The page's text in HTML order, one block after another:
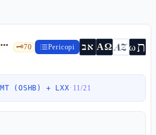
Deuteronomio 19 — città di rifugio, due testimoni, l'ʿed zomèm 🗝️70 Pericopi אב ΑΩ AZωת
MT (OSHB) + LXX· 11/21